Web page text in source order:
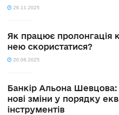
26.11.2025
Як працює пролонгація
нею скористатися?
20.06.2025
Банкір Альона Шевцова:
нові зміни у порядку
інструментів